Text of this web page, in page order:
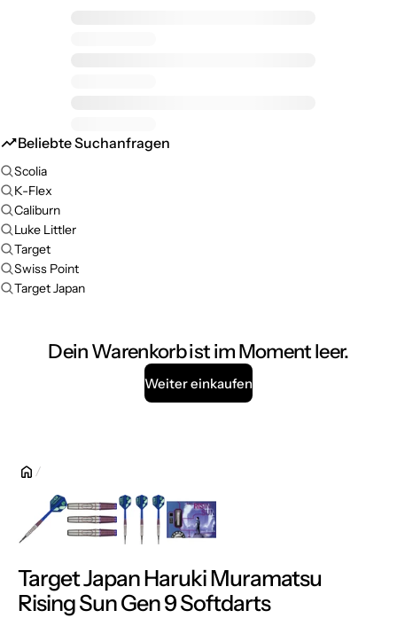
Beliebte Suchanfragen
Scolia
K-Flex
Caliburn
Luke Littler
Target
Swiss Point
Target Japan
Dein Warenkorb ist im Moment leer.
Weiter einkaufen
Target Japan Haruki Muramatsu
Rising Sun Gen 9 Softdarts